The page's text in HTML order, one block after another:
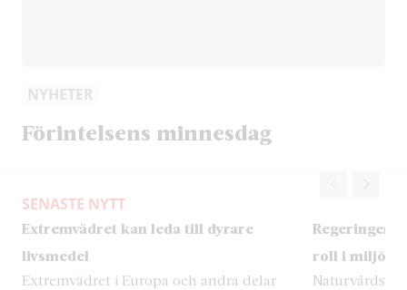
NYHETER
Förintelsens minnesdag
SENASTE NYTT
Extremvädret kan leda till dyrare
livsmedel
Extremvädret i Europa och andra delar
Regeringen
roll i